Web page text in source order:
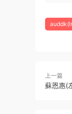
上一篇
蘇恩惠(